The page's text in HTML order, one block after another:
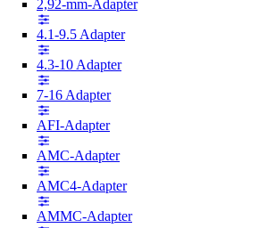
2,92-mm-Adapter
4.1-9.5 Adapter
4.3-10 Adapter
7-16 Adapter
AFI-Adapter
AMC-Adapter
AMC4-Adapter
AMMC-Adapter